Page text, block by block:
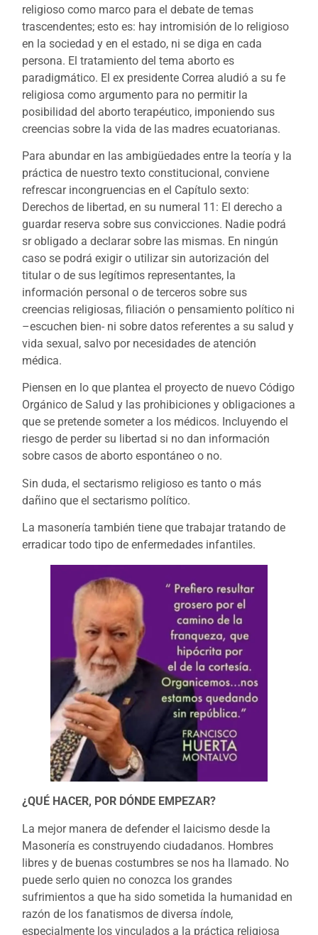
religioso como marco para el debate de temas
trascendentes; esto es: hay intromisión de lo religioso
en la sociedad y en el estado, ni se diga en cada
persona. El tratamiento del tema aborto es
paradigmático. El ex presidente Correa aludió a su fe
religiosa como argumento para no permitir la
posibilidad del aborto terapéutico, imponiendo sus
creencias sobre la vida de las madres ecuatorianas.
Para abundar en las ambigüedades entre la teoría y la
práctica de nuestro texto constitucional, conviene
refrescar incongruencias en el Capítulo sexto:
Derechos de libertad, en su numeral 11: El derecho a
guardar reserva sobre sus convicciones. Nadie podrá
sr obligado a declarar sobre las mismas. En ningún
caso se podrá exigir o utilizar sin autorización del
titular o de sus legítimos representantes, la
información personal o de terceros sobre sus
creencias religiosas, filiación o pensamiento político ni
–escuchen bien- ni sobre datos referentes a su salud y
vida sexual, salvo por necesidades de atención
médica.
Piensen en lo que plantea el proyecto de nuevo Código
Orgánico de Salud y las prohibiciones y obligaciones a
que se pretende someter a los médicos. Incluyendo el
riesgo de perder su libertad si no dan información
sobre casos de aborto espontáneo o no.
Sin duda, el sectarismo religioso es tanto o más
dañino que el sectarismo político.
La masonería también tiene que trabajar tratando de
erradicar todo tipo de enfermedades infantiles.
¿QUÉ HACER, POR DÓNDE EMPEZAR?
La mejor manera de defender el laicismo desde la
Masonería es construyendo ciudadanos. Hombres
libres y de buenas costumbres se nos ha llamado. No
puede serlo quien no conozca los grandes
sufrimientos a que ha sido sometida la humanidad en
razón de los fanatismos de diversa índole,
especialmente los vinculados a la práctica religiosa